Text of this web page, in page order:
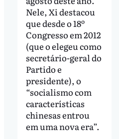
Nele, Xi destacou
que desde o 18º
Congresso em 2012
(que o elegeu como
secretário-geral do
Partido e
presidente), o
“socialismo com
características
chinesas entrou
em uma nova era”.